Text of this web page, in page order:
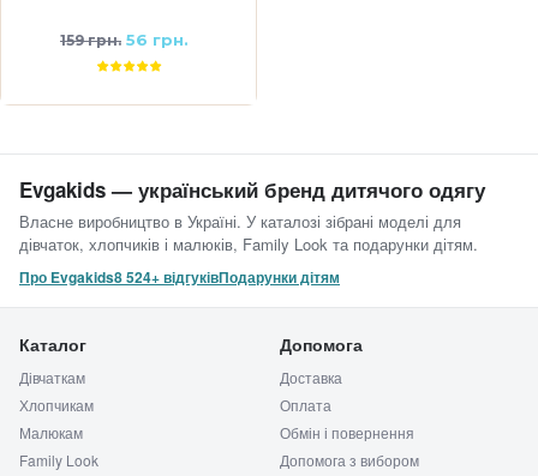
159 грн. 56 грн.
Evgakids — український бренд дитячого одягу
Власне виробництво в Україні. У каталозі зібрані моделі для
дівчаток, хлопчиків і малюків, Family Look та подарунки дітям.
Про Evgakids8 524+ відгуківПодарунки дітям
Каталог
Дівчаткам
Хлопчикам
Малюкам
Family Look
Допомога
Доставка
Оплата
Обмін і повернення
Допомога з вибором